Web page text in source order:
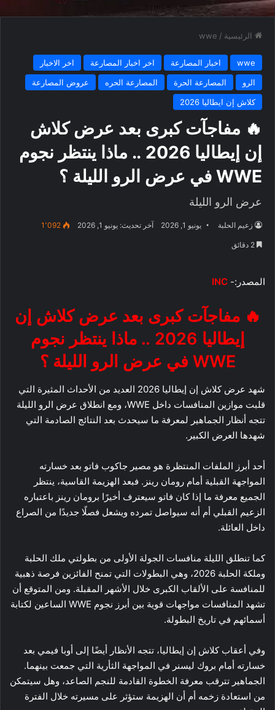
الرئيسية /
wwe
wwe اخبار المصارعة اخر اخبار المصارعة
اخر الاخبار
الرو
المصارعة الحرة المصارعة الحره
عروض المصارعة
كلاش إن ايطاليا 2026
🔥 مفاجآت كبرى بعد عرض كلاش
إن إيطاليا 2026 .. ماذا ينتظر نجوم
WWE في عرض الرو الليلة ؟
عرض الرو الليلة
زعيم الحلبة يونيو 1, 2026 آخر تحديث: يونيو 1, 2026 1٬092
المصدر:- INC
🔥 مفاجآت كبرى بعد عرض كلاش إن
إيطاليا 2026 .. ماذا ينتظر نجوم
WWE في عرض الرو الليلة ؟
شهد عرض كلاش إن إيطاليا 2026 العديد من الأحداث المثيرة التي
قلبت موازين المنافسات داخل WWE، ومع انطلاق عرض الرو الليلة
تتجه أنظار الجماهير لمعرفة ما سيحدث بعد النتائج الصادمة التي
شهدها العرض الكبير.
أحد أبرز الملفات المنتظرة هو مصير جاكوب فاتو بعد خسارته
المواجهة القبلية أمام رومان رينز. فبعد الهزيمة القاسية، ينتظر
الجميع معرفة ما إذا كان فاتو سيعترف أخيرًا برومان رينز باعتباره
الزعيم القبلي أم أنه سيواصل تمرده ويشعل فصلًا جديدًا من الصراع
داخل العائلة.
كما تنطلق الليلة منافسات الجولة الأولى من بطولتي ملك الحلبة
وملكة الحلبة 2026، وهي البطولات التي تمنح الفائزين فرصة ذهبية
للمنافسة على الألقاب الكبرى خلال الأشهر المقبلة. ومن المتوقع أن
تشهد المنافسات مواجهات قوية بين أبرز نجوم WWE الساعين لكتابة
أسمائهم في تاريخ البطولة.
وفي أعقاب كلاش إن إيطاليا، تتجه الأنظار أيضًا إلى أوبا فيمي بعد
خسارته أمام بروك ليسنر في المواجهة الثأرية التي جمعت بينهما.
الجماهير تترقب معرفة الخطوة القادمة للنجم الصاعد، وهل سيتمكن
من استعادة زخمه أم أن الهزيمة ستؤثر على مسيرته خلال الفترة